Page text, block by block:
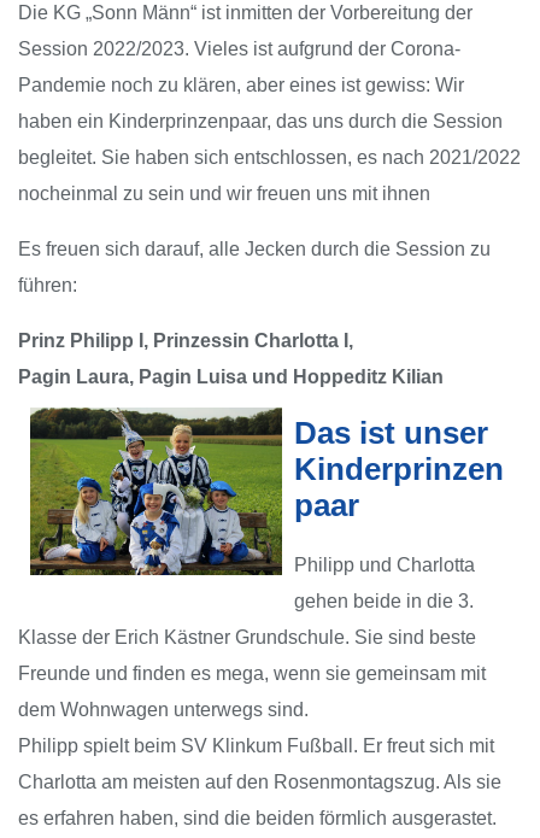
Die KG „Sonn Männ“ ist inmitten der Vorbereitung der
Session 2022/2023. Vieles ist aufgrund der Corona-
Pandemie noch zu klären, aber eines ist gewiss: Wir
haben ein Kinderprinzenpaar, das uns durch die Session
begleitet. Sie haben sich entschlossen, es nach 2021/2022
nocheinmal zu sein und wir freuen uns mit ihnen
Es freuen sich darauf, alle Jecken durch die Session zu
führen:
Prinz Philipp I, Prinzessin Charlotta I,
Pagin Laura, Pagin Luisa und Hoppeditz Kilian
Das ist unser
Kinderprinzen
paar
Philipp und Charlotta
gehen beide in die 3.
Klasse der Erich Kästner Grundschule. Sie sind beste
Freunde und finden es mega, wenn sie gemeinsam mit
dem Wohnwagen unterwegs sind.
Philipp spielt beim SV Klinkum Fußball. Er freut sich mit
Charlotta am meisten auf den Rosenmontagszug. Als sie
es erfahren haben, sind die beiden förmlich ausgerastet.